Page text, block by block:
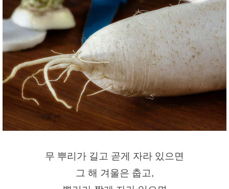
무 뿌리가 길고 곧게 자라 있으면
그 해 겨울은 춥고,